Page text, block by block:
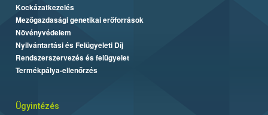
Kockázatkezelés
Mezőgazdasági genetikai erőforrások
Növényvédelem
Nyilvántartási és Felügyeleti Díj
Rendszerszervezés és felügyelet
Termékpálya-ellenőrzés
Ügyintézés